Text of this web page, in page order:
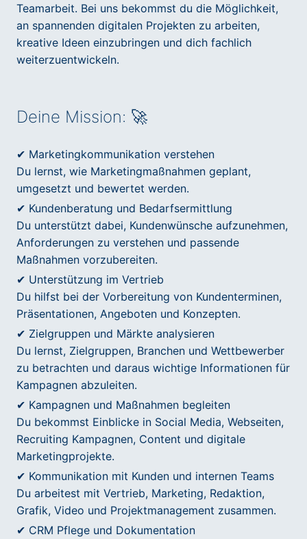
Teamarbeit. Bei uns bekommst du die Möglichkeit,
an spannenden digitalen Projekten zu arbeiten,
kreative Ideen einzubringen und dich fachlich
weiterzuentwickeln.
Deine Mission: 🚀
✔ Marketingkommunikation verstehen
Du lernst, wie Marketingmaßnahmen geplant,
umgesetzt und bewertet werden.
✔ Kundenberatung und Bedarfsermittlung
Du unterstützt dabei, Kundenwünsche aufzunehmen,
Anforderungen zu verstehen und passende
Maßnahmen vorzubereiten.
✔ Unterstützung im Vertrieb
Du hilfst bei der Vorbereitung von Kundenterminen,
Präsentationen, Angeboten und Konzepten.
✔ Zielgruppen und Märkte analysieren
Du lernst, Zielgruppen, Branchen und Wettbewerber
zu betrachten und daraus wichtige Informationen für
Kampagnen abzuleiten.
✔ Kampagnen und Maßnahmen begleiten
Du bekommst Einblicke in Social Media, Webseiten,
Recruiting Kampagnen, Content und digitale
Marketingprojekte.
✔ Kommunikation mit Kunden und internen Teams
Du arbeitest mit Vertrieb, Marketing, Redaktion,
Grafik, Video und Projektmanagement zusammen.
✔ CRM Pflege und Dokumentation